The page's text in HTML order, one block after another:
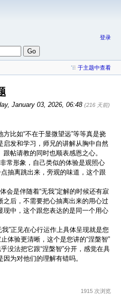
登录
于主题中查看
January 03, 2026, 06:48 (216 天前)
比如“不在于显微望远”等等真是挠
启发和学习，师兄的讲解从胸中自然
帖请教的同时也顺表感恩之心。
常形象，自己类似的体验是观照心
抽离跳出来，旁观的味道，这个跟
会是伴随着“无我”定解的时候还有寂
之后，不需要把心抽离出来的用心过
现中，这个跟您表达的是同一个用心
我”正见在心行运作上具体呈现就是您
体验更清晰，这个是您讲的“涅槃智”
没法把它跟“涅槃智”分开，感觉在具
为对他们的理解有错吗。
1915 次浏览